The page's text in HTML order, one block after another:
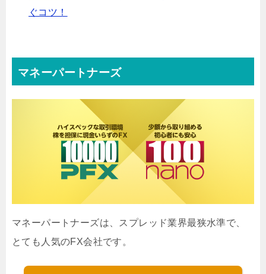
あるので、その気持ちはわかります。しか
し、FXをすることを諦めてしまったら、それ
を失うものではなく、稼げる投資です。FXは
諦めないトレーダーが勝てるようになる理
由！FXは、確かにトレードで失敗して、損を
することもあります。稼げ...
ぐコツ！
マネーパートナーズ
マネーパートナーズは、スプレッド業界最狭水準で、
とても人気のFX会社です。